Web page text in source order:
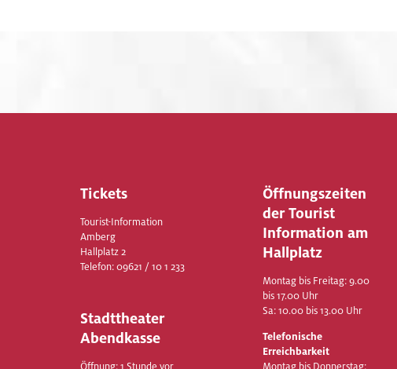
Tickets
Tourist-Information
Amberg
Hallplatz 2
Telefon:09621 / 10 1 233
Stadttheater
Abendkasse
Öffnungszeiten
der Tourist
Information am
Hallplatz
Montag bis Freitag: 9.00
bis 17.00 Uhr
Sa: 10.00 bis 13.00 Uhr
Telefonische
Erreichbarkeit